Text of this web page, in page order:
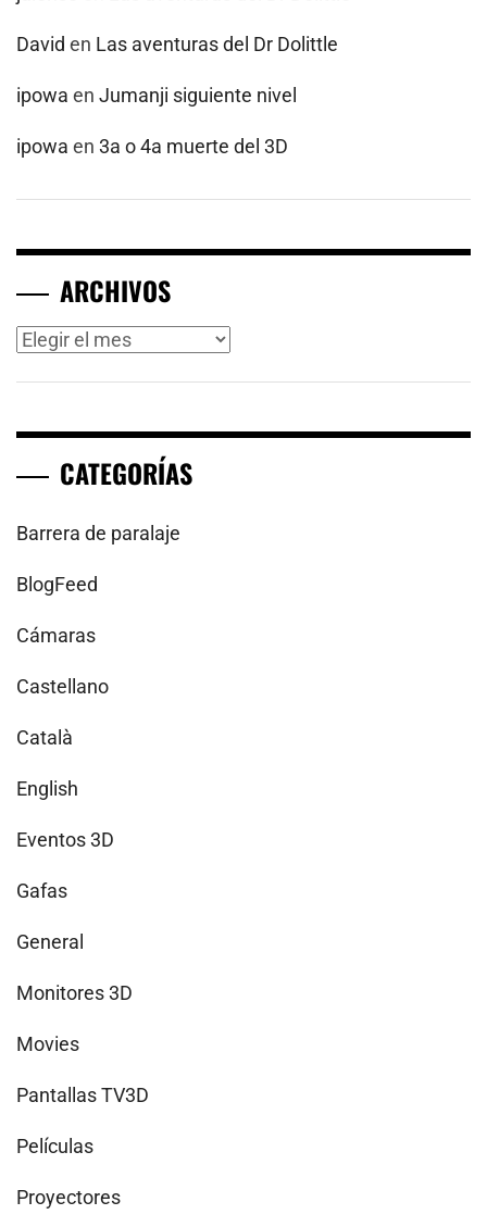
David en Las aventuras del Dr Dolittle
ipowa en Jumanji siguiente nivel
ipowa en 3a o 4a muerte del 3D
ARCHIVOS
Archivos
CATEGORÍAS
Barrera de paralaje
BlogFeed
Cámaras
Castellano
Català
English
Eventos 3D
Gafas
General
Monitores 3D
Movies
Pantallas TV3D
Películas
Proyectores